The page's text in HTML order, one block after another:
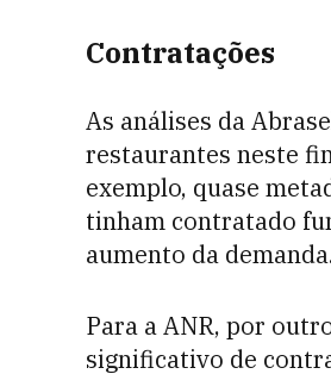
Contratações
As análises da
restaurantes neste
exemplo, quase
tinham contratado
aumento da
Para a ANR, por
significativo de